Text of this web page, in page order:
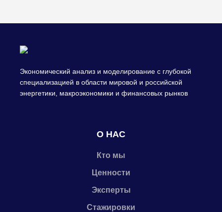
Экономический анализ и моделирование с глубокой
специализацией в области мировой и российской
энергетики, макроэкономики и финансовых рынков
О НАС
Кто мы
Ценности
Эксперты
Стажировки